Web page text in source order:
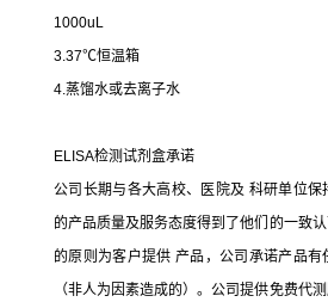
1000uL
3.37℃恒温箱
4.蒸馏水或去离子水
ELISA检测试剂盒承诺
公司长期与各大高校、医院及 科研单位保
的产品质量及服务态度得到了他们的一致
的原则为客户提供 产品，公司承诺产品
（非人为因素造成的）。公司提供免费代